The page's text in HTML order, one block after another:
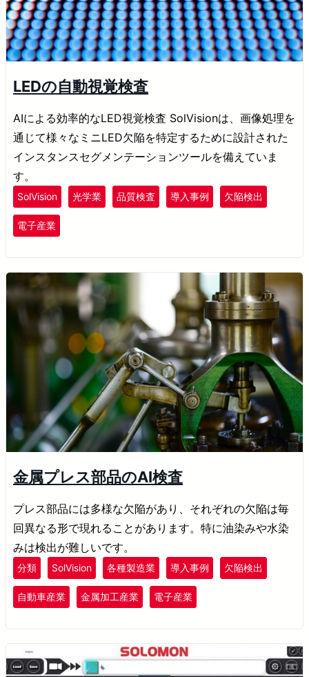
LEDの自動視覚検査
AIによる効率的なLED視覚検査 SolVisionは、画像処理を
通じて様々なミニLED欠陥を特定するために設計された
インスタンスセグメンテーションツールを備えていま
す。
SolVision 光学業 品質検査 導入事例 欠陥検出
電子産業
金属プレス部品のAI検査
プレス部品には多様な欠陥があり、それぞれの欠陥は毎
回異なる形で現れることがあります。特に油染みや水染
みは検出が難しいです。
分類 SolVision 各種製造業 導入事例 欠陥検出
自動車産業 金属加工産業 電子産業